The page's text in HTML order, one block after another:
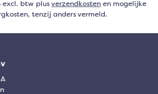
excl. btw plus verzendkosten en mogelijke
tenzij anders vermeld.